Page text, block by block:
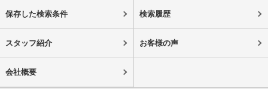
保存した検索条件 検索履歴
スタッフ紹介 お客様の声
会社概要